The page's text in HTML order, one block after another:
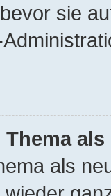
sie
als
als